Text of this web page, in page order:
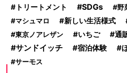
トリートメント SDGs 野
マシュマロ 新しい生活様式
東京ノアレザン いちご 通
サンドイッチ 宿泊体験
サーモス